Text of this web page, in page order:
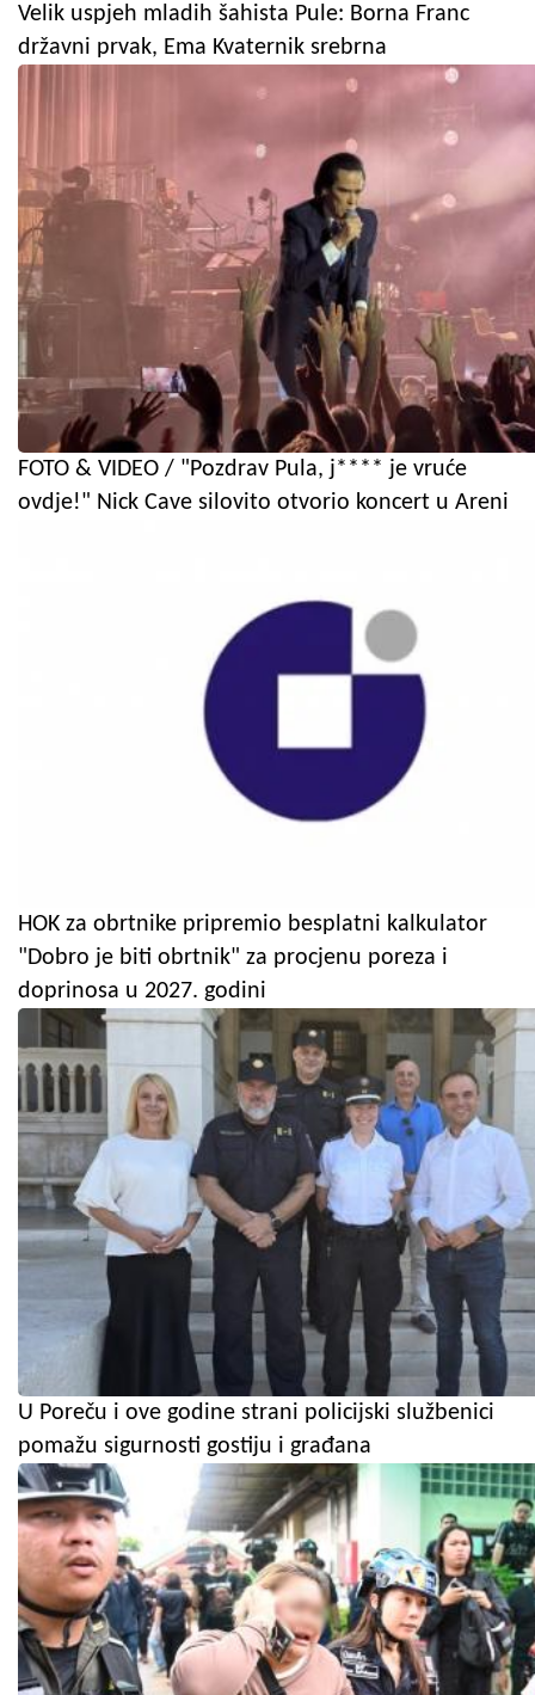
Velik uspjeh mladih šahista Pule: Borna Franc
državni prvak, Ema Kvaternik srebrna
FOTO & VIDEO / "Pozdrav Pula, j**** je vruće
ovdje!" Nick Cave silovito otvorio koncert u Areni
HOK za obrtnike pripremio besplatni kalkulator
"Dobro je biti obrtnik" za procjenu poreza i
doprinosa u 2027. godini
U Poreču i ove godine strani policijski službenici
pomažu sigurnosti gostiju i građana